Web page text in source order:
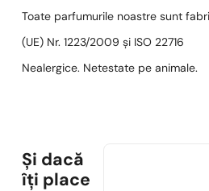
Toate parfumurile noastre sunt
(UE) Nr. 1223/2009 și ISO 22716
Nealergice. Netestate pe animale.
Și dacă
îți place